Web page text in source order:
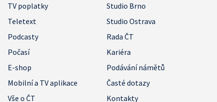
TV poplatky
Studio Brno
Teletext
Studio Ostrava
Podcasty
Rada ČT
Počasí
Kariéra
E-shop
Podávání námětů
Mobilní a TV aplikace
Časté dotazy
Vše o ČT
Kontakty